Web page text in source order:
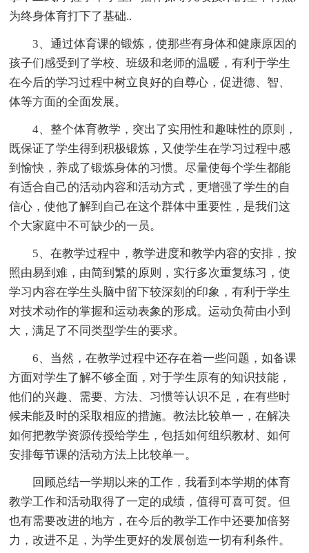
为终身体育打下了基础..
3、通过体育课的锻炼，使那些有身体和健康原因的
孩子们感受到了学校、班级和老师的温暖，有利于学生
在今后的学习过程中树立良好的自尊心，促进德、智、
体等方面的全面发展。
4、整个体育教学，突出了实用性和趣味性的原则，
既保证了学生得到积极锻炼，又使学生在学习过程中感
到愉快，养成了锻炼身体的习惯。尽量使每个学生都能
有适合自己的活动内容和活动方式，更增强了学生的自
信心，使他了解到自己在这个群体中重要性，是我们这
个大家庭中不可缺少的一员。
5、在教学过程中，教学进度和教学内容的安排，按
照由易到难，由简到繁的原则，实行多次重复练习，使
学习内容在学生头脑中留下较深刻的印象，有利于学生
对技术动作的掌握和运动表象的形成。运动负荷由小到
大，满足了不同类型学生的要求。
6、当然，在教学过程中还存在着一些问题，如备课
方面对学生了解不够全面，对于学生原有的知识技能，
他们的兴趣、需要、方法、习惯等认识不足，在有些时
候未能及时的采取相应的措施。教法比较单一，在解决
如何把教学资源传授给学生，包括如何组织教材、如何
安排每节课的活动方法上比较单一。
回顾总结一学期以来的工作，我看到本学期的体育
教学工作和活动取得了一定的成绩，值得可喜可贺。但
也有需要改进的地方，在今后的教学工作中还要加倍努
力，改进不足，为学生更好的发展创造一切有利条件。